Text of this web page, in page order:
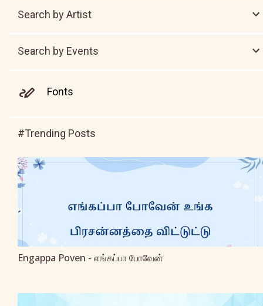
Search by Artist
Search by Events
Fonts
#Trending Posts
Engappa Poven - எங்கப்பா போவேன்